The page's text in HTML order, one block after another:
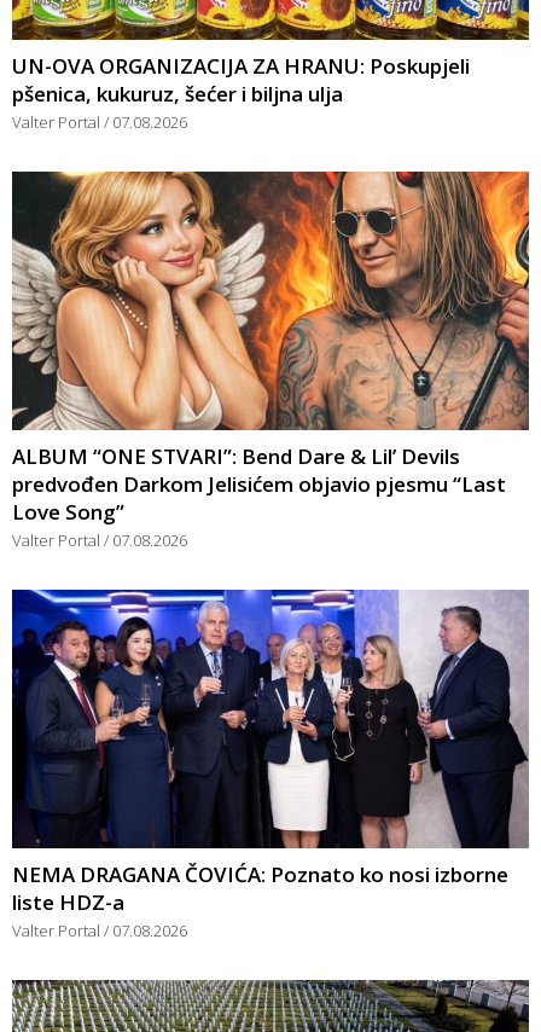
UN-OVA ORGANIZACIJA ZA HRANU: Poskupjeli
pšenica, kukuruz, šećer i biljna ulja
Valter Portal 07.08.2026
ALBUM “ONE STVARI”: Bend Dare & Lil’ Devils
predvođen Darkom Jelisićem objavio pjesmu “Last
Love Song”
Valter Portal 07.08.2026
NEMA DRAGANA ČOVIĆA: Poznato ko nosi izborne
liste HDZ-a
Valter Portal 07.08.2026